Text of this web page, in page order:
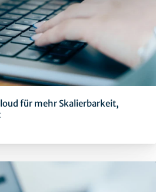
für mehr Skalierbarkeit,